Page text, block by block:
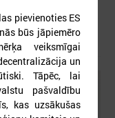
tiltu sadarbības
pievienoties ES
būs jāpiemēro
veiksmīgai
un
Tāpēc, lai
pašvaldību
kas uzsākušas